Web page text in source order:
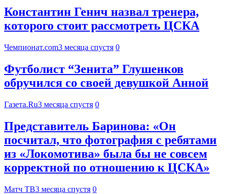
Константин Генич назвал тренера,
которого стоит рассмотреть ЦСКА
Чемпионат.com3 месяца спустя 0
Футболист “Зенита” Глушенков
обручился со своей девушкой Анной
Газета.Ru3 месяца спустя 0
Представитель Баринова: «Он
посчитал, что фотография с ребятами
из «Локомотива» была бы не совсем
корректной по отношению к ЦСКА»
Матч ТВ3 месяца спустя 0